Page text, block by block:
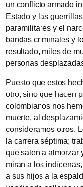
un conflicto armado
Estado y las
paramilitares y el
bandas criminales y
resultado, miles de
personas
Puesto que estos
otro, sino que hacen
colombianos nos
muerte, al
consideramos otros.
la carrera séptima;
que salen a almorzar
miran a los
a sus hijos a la